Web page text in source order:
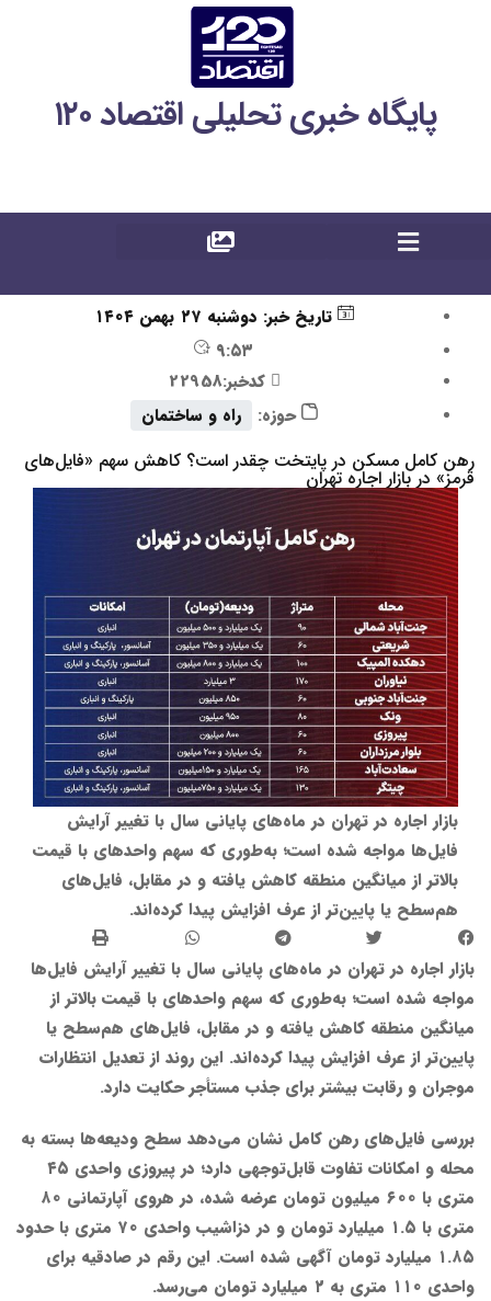
پایگاه خبری تحلیلی اقتصاد ۱۲۰
تاریخ خبر: دوشنبه ۲۷ بهمن ۱۴۰۴
۹:۵۳
کدخبر:22958
حوزه:
راه و ساختمان
رهن کامل مسکن در پایتخت چقدر است؟ کاهش سهم «فایل‌های
قرمز» در بازار اجاره تهران
بازار اجاره در تهران در ماه‌های پایانی سال با تغییر آرایش
فایل‌ها مواجه شده است؛ به‌طوری که سهم واحدهای با قیمت
بالاتر از میانگین منطقه کاهش یافته و در مقابل، فایل‌های
هم‌سطح یا پایین‌تر از عرف افزایش پیدا کرده‌اند.
بازار اجاره در تهران در ماه‌های پایانی سال با تغییر آرایش فایل‌ها
مواجه شده است؛ به‌طوری که سهم واحدهای با قیمت بالاتر از
میانگین منطقه کاهش یافته و در مقابل، فایل‌های هم‌سطح یا
پایین‌تر از عرف افزایش پیدا کرده‌اند. این روند از تعدیل انتظارات
موجران و رقابت بیشتر برای جذب مستأجر حکایت دارد.
بررسی فایل‌های رهن کامل نشان می‌دهد سطح ودیعه‌ها بسته به
محله و امکانات تفاوت قابل‌توجهی دارد؛ در پیروزی واحدی ۴۵
متری با ۶۰۰ میلیون تومان عرضه شده، در هروی آپارتمانی ۸۰
متری با ۱.۵ میلیارد تومان و در دزاشیب واحدی ۷۰ متری با حدود
۱.۸۵ میلیارد تومان آگهی شده است. این رقم در صادقیه برای
واحدی ۱۱۰ متری به ۲ میلیارد تومان می‌رسد.